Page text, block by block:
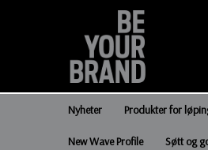
Nyheter Produkter for
New Wave Profile Søtt og